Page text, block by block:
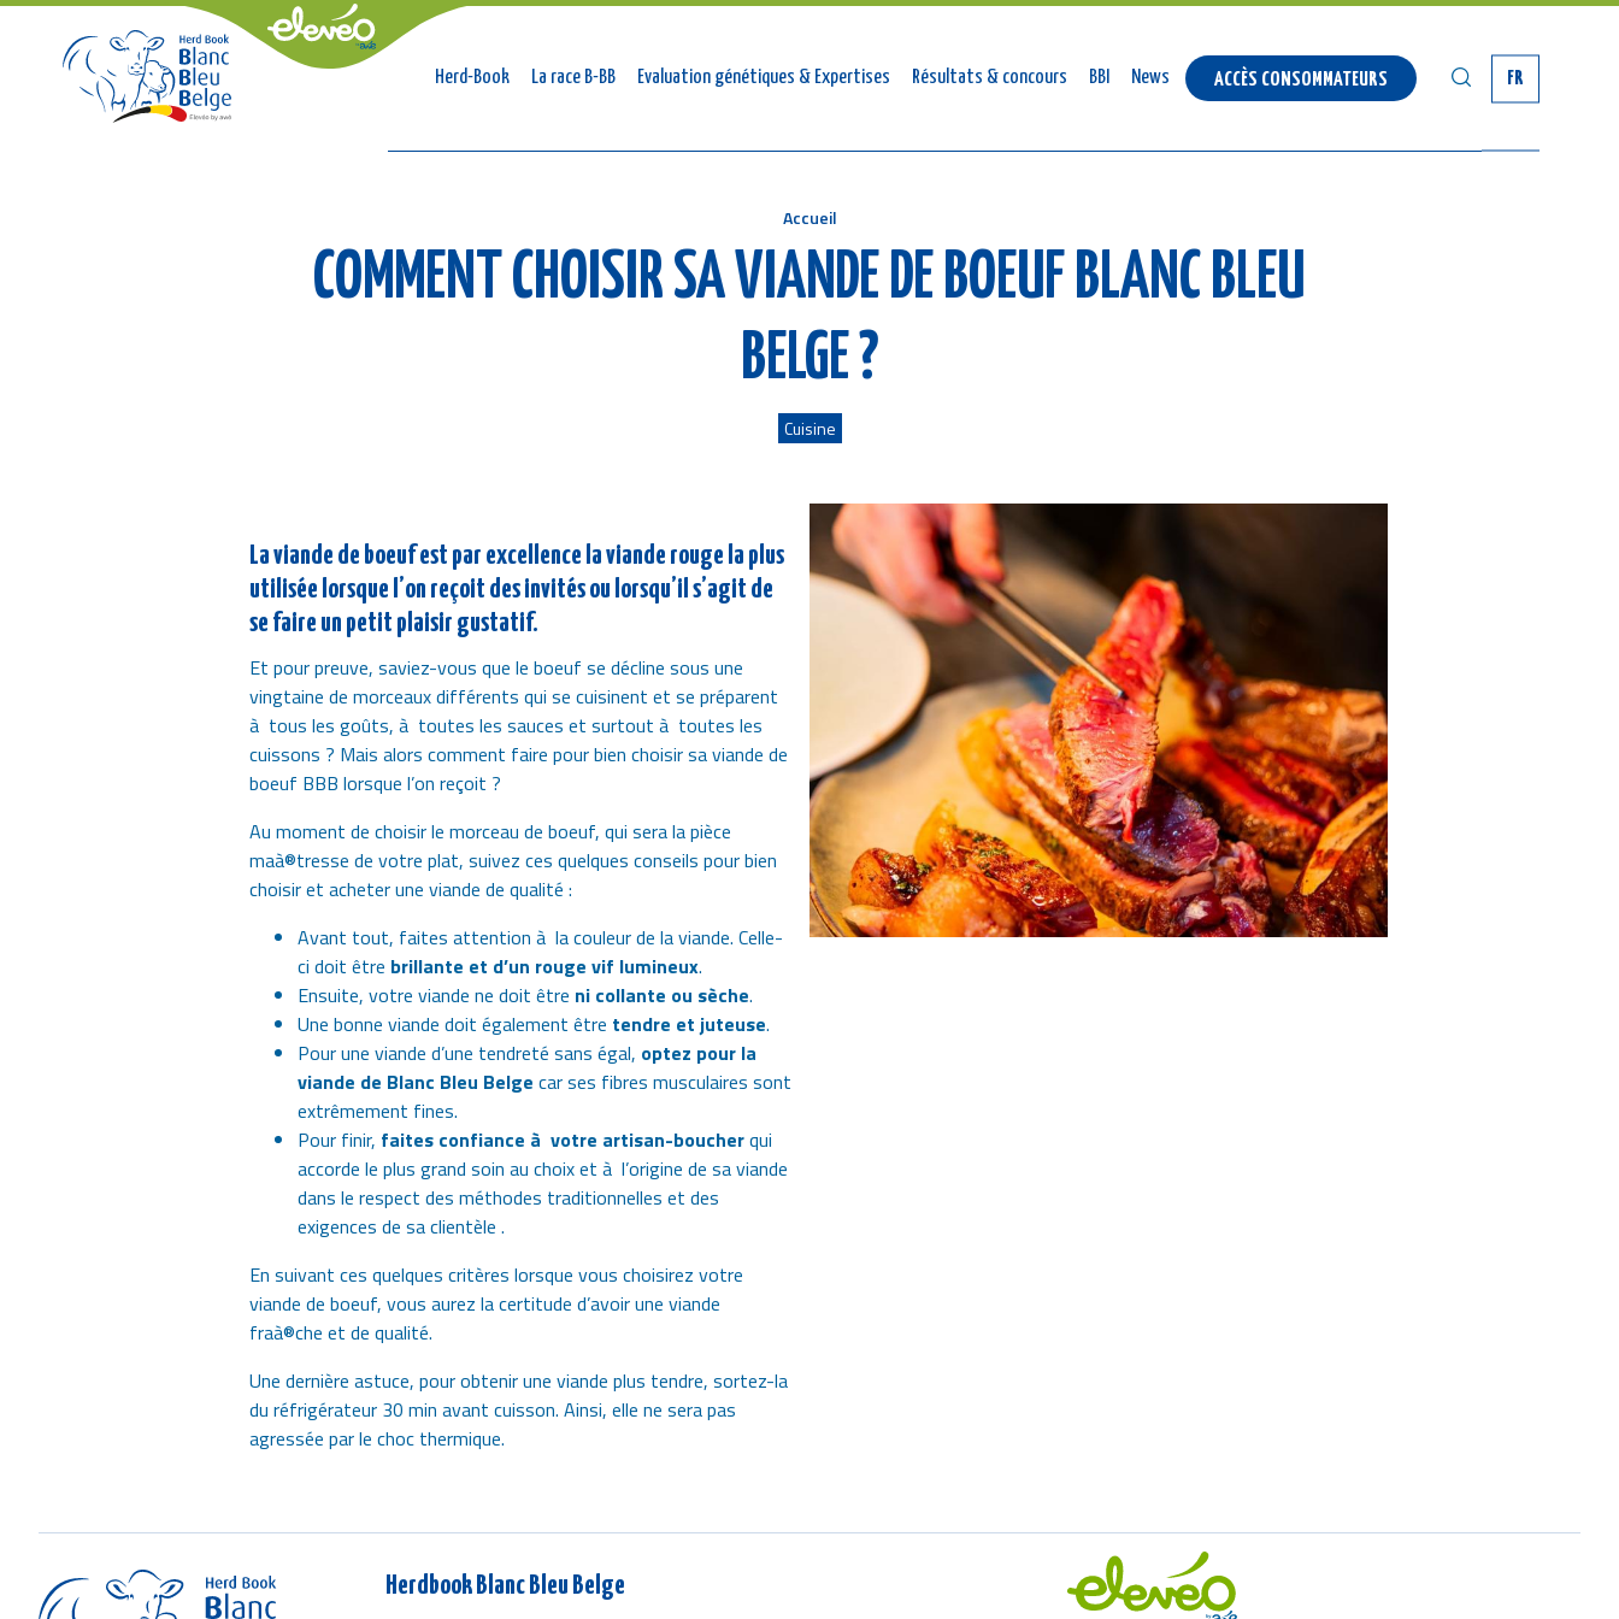
Navigation
Herd-Book La race B-BB Evaluation génétiques & Expertises Résultats & concours BBI News ACCÈS CONSOMMATEURS RECHERCHER
FR
Accueil
COMMENT CHOISIR SA VIANDE DE BOEUF BLANC BLEU
BELGE ?
Cuisine
La viande de boeuf est par excellence la viande rouge la plus
utilisée lorsque l’on reçoit des invités ou lorsqu’il s’agit de
se faire un petit plaisir gustatif.
Et pour preuve, saviez-vous que le boeuf se décline sous une
vingtaine de morceaux différents qui se cuisinent et se préparent
à tous les goûts, à toutes les sauces et surtout à toutes les
cuissons ? Mais alors comment faire pour bien choisir sa viande de
boeuf BBB lorsque l’on reçoit ?
Au moment de choisir le morceau de boeuf, qui sera la pièce
maà®tresse de votre plat, suivez ces quelques conseils pour bien
choisir et acheter une viande de qualité :
Avant tout, faites attention à la couleur de la viande. Celle-
ci doit être brillante et d’un rouge vif lumineux.
Ensuite, votre viande ne doit être ni collante ou sèche.
Une bonne viande doit également être tendre et juteuse.
Pour une viande d’une tendreté sans égal, optez pour la
viande de Blanc Bleu Belge car ses fibres musculaires sont
extrêmement fines.
Pour finir, faites confiance à votre artisan-boucherqui
accorde le plus grand soin au choix et à l’origine de sa viande
dans le respect des méthodes traditionnelles et des
exigences de sa clientèle .
En suivant ces quelques critères lorsque vous choisirez votre
viande de boeuf, vous aurez la certitude d’avoir une viande
fraà®che et de qualité.
Une dernière astuce, pour obtenir une viande plus tendre, sortez-la
du réfrigérateur 30 min avant cuisson. Ainsi, elle ne sera pas
agressée par le choc thermique.
Herdbook Blanc Bleu Belge